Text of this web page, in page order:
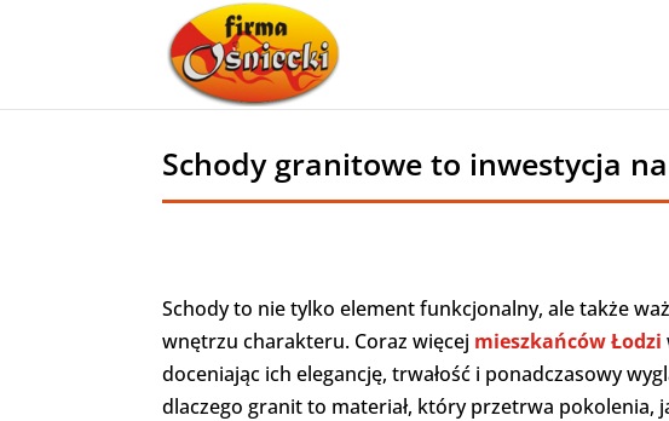
Schody granitowe to inwestycja
Schody to nie tylko element funkcjonalny, ale także
wnętrzu charakteru. Coraz więcej mieszkańców Łodzi
doceniając ich elegancję, trwałość i ponadczasowy
dlaczego granit to materiał, który przetrwa pokolenia,